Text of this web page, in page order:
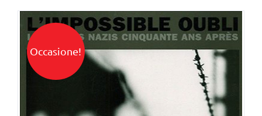
era:
€22,00.
è:
€15,00.
Occasione!